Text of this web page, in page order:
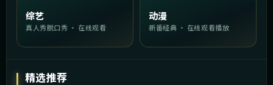
综艺
真人秀脱口秀 · 在线观看
动漫
新番经典 · 在线观看播放
精选推荐